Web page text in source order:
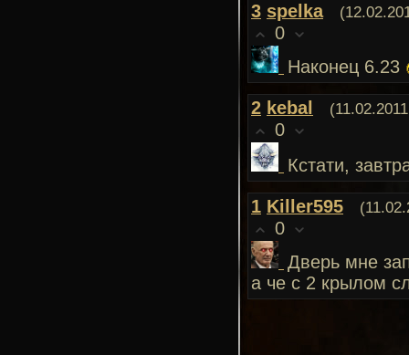
3 spelka
0
Наконец 6.23
2 kebal
0
Кстати,
1 Killer595
0
Дверь мне
а че с 2 крылом